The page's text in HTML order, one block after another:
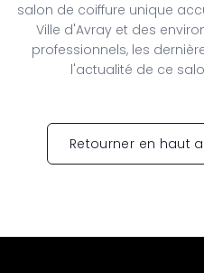
salon de coiffure unique
Ville d'Avray et des
professionnels, les
l'actualité de ce
Retourner en haut